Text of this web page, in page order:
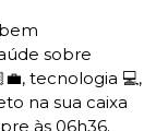
sobre
tecnologia 💻,
na sua caixa
às 06h36.